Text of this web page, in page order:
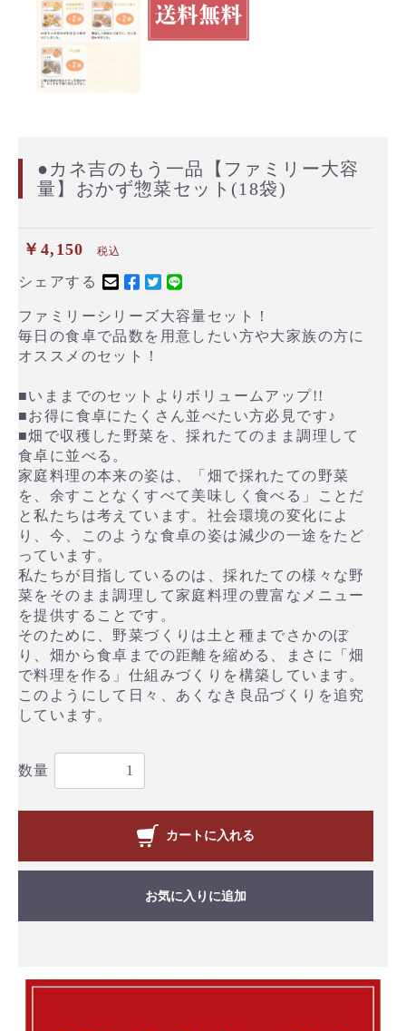
●カネ吉のもう一品【ファミリー大容
量】おかず惣菜セット(18袋)
￥4,150 税込
シェアする
ファミリーシリーズ大容量セット！
毎日の食卓で品数を用意したい方や大家族の方に
オススメのセット！
■いままでのセットよりボリュームアップ!!
■お得に食卓にたくさん並べたい方必見です♪
■畑で収穫した野菜を、採れたてのまま調理して
食卓に並べる。
家庭料理の本来の姿は、「畑で採れたての野菜
を、余すことなくすべて美味しく食べる」ことだ
と私たちは考えています。社会環境の変化によ
り、今、このような食卓の姿は減少の一途をたど
っています。
私たちが目指しているのは、採れたての様々な野
菜をそのまま調理して家庭料理の豊富なメニュー
を提供することです。
そのために、野菜づくりは土と種までさかのぼ
り、畑から食卓までの距離を縮める、まさに「畑
で料理を作る」仕組みづくりを構築しています。
このようにして日々、あくなき良品づくりを追究
しています。
数量
カートに入れる
お気に入りに追加